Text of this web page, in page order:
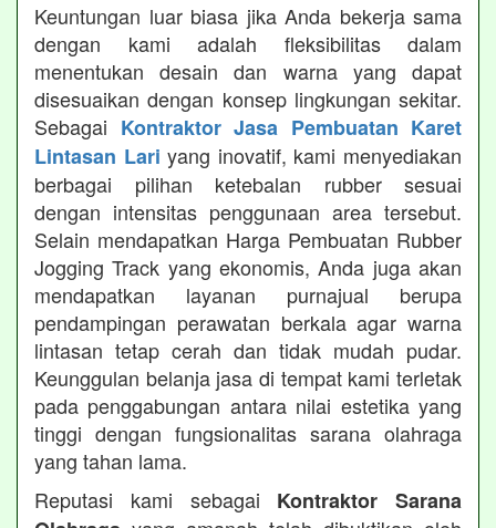
Keuntungan luar biasa jika Anda bekerja sama
dengan kami adalah fleksibilitas dalam
menentukan desain dan warna yang dapat
disesuaikan dengan konsep lingkungan sekitar.
Sebagai Kontraktor Jasa Pembuatan Karet
Lintasan Lari yang inovatif, kami menyediakan
berbagai pilihan ketebalan rubber sesuai
dengan intensitas penggunaan area tersebut.
Selain mendapatkan Harga Pembuatan Rubber
Jogging Track yang ekonomis, Anda juga akan
mendapatkan layanan purnajual berupa
pendampingan perawatan berkala agar warna
lintasan tetap cerah dan tidak mudah pudar.
Keunggulan belanja jasa di tempat kami terletak
pada penggabungan antara nilai estetika yang
tinggi dengan fungsionalitas sarana olahraga
yang tahan lama.
Reputasi kami sebagai Kontraktor Sarana